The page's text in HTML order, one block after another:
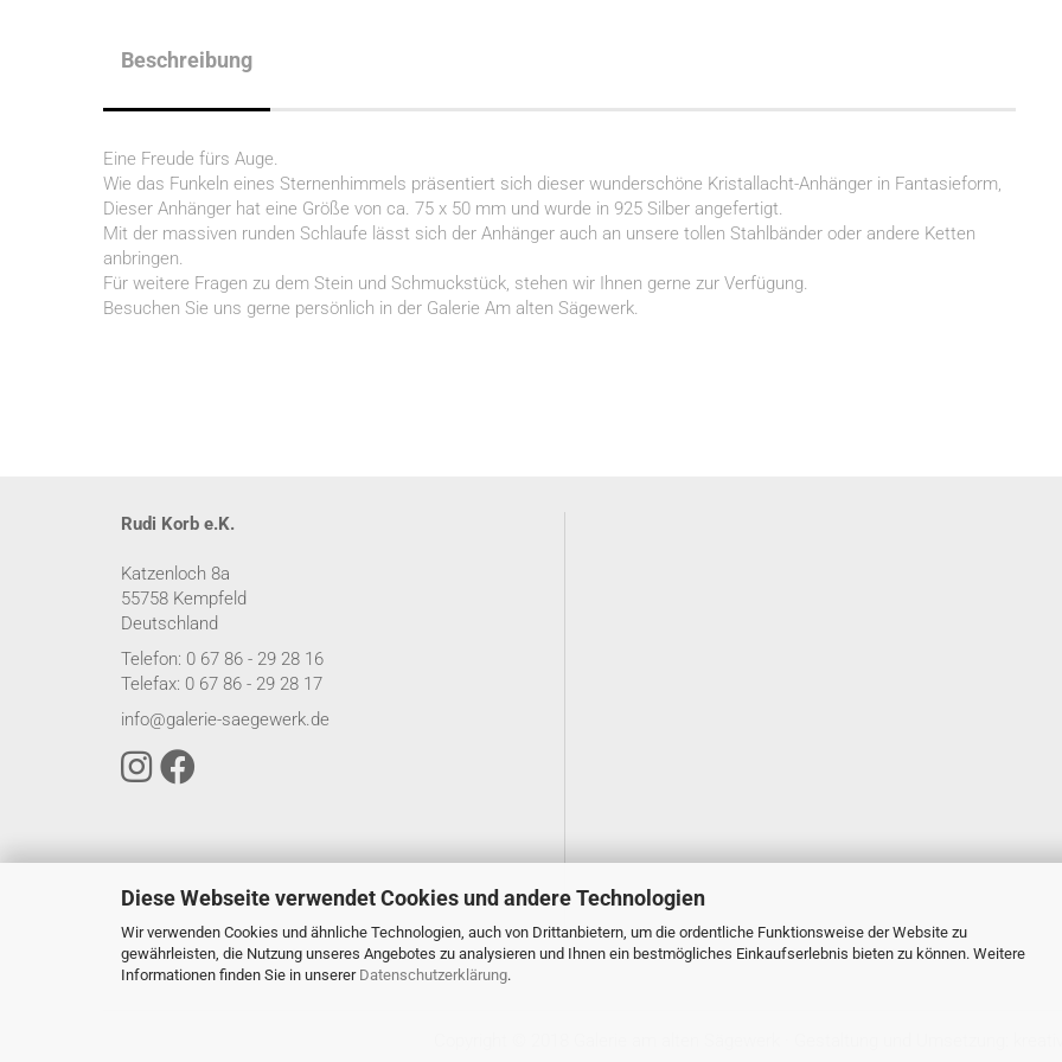
Diese Webseite verwendet Cookies und andere Technologien
Wir verwenden Cookies und ähnliche Technologien, auch von Drittanbietern, um die ordentliche Funktionsweise der Website zu
gewährleisten, die Nutzung unseres Angebotes zu analysieren und Ihnen ein bestmögliches Einkaufserlebnis bieten zu können. Weitere
Informationen finden Sie in unserer Datenschutzerklärung.
Beschreibung
Eine Freude fürs Auge.
Wie das Funkeln eines Sternenhimmels präsentiert sich dieser wunderschöne Kristallacht-Anhänger in Fantasieform,
Dieser Anhänger hat eine Größe von ca. 75 x 50 mm und wurde in 925 Silber angefertigt.
Mit der massiven runden Schlaufe lässt sich der Anhänger auch an unsere tollen Stahlbänder oder andere Ketten
anbringen.
Für weitere Fragen zu dem Stein und Schmuckstück, stehen wir Ihnen gerne zur Verfügung.
Besuchen Sie uns gerne persönlich in der Galerie Am alten Sägewerk.
Rudi Korb e.K.
Katzenloch 8a
55758 Kempfeld
Deutschland
Telefon: 0 67 86 - 29 28 16
Telefax: 0 67 86 - 29 28 17
info@galerie-saegewerk.de